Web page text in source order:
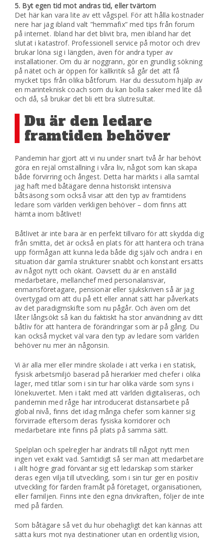
5. Byt egen tid mot andras tid, eller tvärtom
Det här kan vara lite av ett vågspel. För att hålla kostnader
nere har jag ibland valt ”hemmafix” med tips från forum
på internet. Ibland har det blivit bra, men ibland har det
slutat i katastrof. Professionell service på motor och drev
brukar löna sig i längden, även för andra typer av
installationer. Om du är noggrann, gör en grundlig sökning
på nätet och är öppen för källkritik så går det att få
mycket tips från olika båtforum. Har du dessutom hjälp av
en marinteknisk coach som du kan bolla saker med lite då
och då, så brukar det bli ett bra slutresultat.
Du är den ledare
framtiden behöver
Pandemin har gjort att vi nu under snart två år har behövt
göra en rejäl omställning i våra liv, något som kan skapa
både förvirring och ångest. Detta har märkts i alla samtal
jag haft med båtägare denna historiskt intensiva
båtsäsong som också visar att den typ av framtidens
ledare som världen verkligen behöver – dom finns att
hämta inom båtlivet!
Båtlivet är inte bara är en perfekt tillvaro för att skydda dig
från smitta, det är också en plats för att hantera och träna
upp förmågan att kunna leda både dig själv och andra i en
situation där gamla strukturer snabbt och konstant ersätts
av något nytt och okänt. Oavsett du är en anställd
medarbetare, mellanchef med personalansvar,
enmansföretagare, pensionär eller sjukskriven så är jag
övertygad om att du på ett eller annat sätt har påverkats
av det paradigmskifte som nu pågår. Och även om det
låter långsökt så kan du faktiskt ha stor användning av ditt
båtliv för att hantera de förändringar som är på gång. Du
kan också mycket väl vara den typ av ledare som världen
behöver nu mer än någonsin.
Vi är alla mer eller mindre skolade i att verka i en statisk,
fysisk arbetsmiljö baserad på hierarkier med chefer i olika
lager, med titlar som i sin tur har olika värde som syns i
lönekuvertet. Men i takt med att världen digitaliseras, och
pandemin med råge har introducerat distansarbete på
global nivå, finns det idag många chefer som känner sig
förvirrade eftersom deras fysiska korridorer och
medarbetare inte finns på plats på samma sätt.
Spelplan och spelregler har ändrats till något nytt men
ingen vet exakt vad. Samtidigt så ser man att medarbetare
i allt högre grad förväntar sig ett ledarskap som stärker
deras egen vilja till utveckling, som i sin tur ger en positiv
utveckling för färden framåt på företaget, organisationen,
eller familjen. Finns inte den egna drivkraften, följer de inte
med på färden.
Som båtägare så vet du hur obehagligt det kan kännas att
sätta kurs mot nya destinationer utan en ordentlig vision,